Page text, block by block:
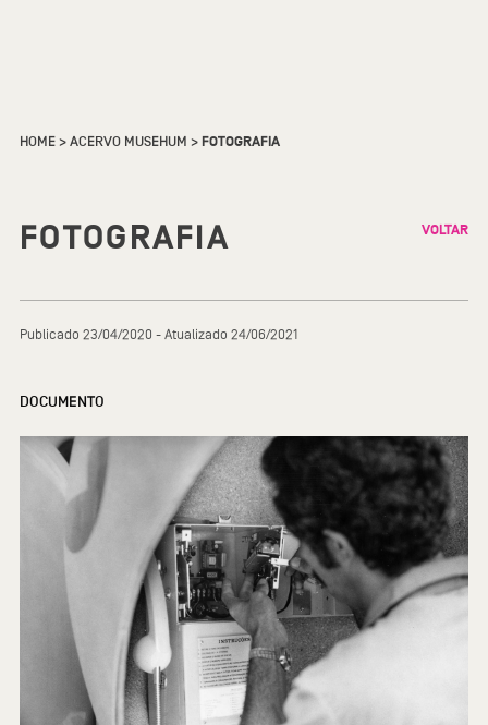
HOME>ACERVO MUSEHUM >FOTOGRAFIA
FOTOGRAFIA VOLTAR
Publicado 23/04/2020 - Atualizado 24/06/2021
DOCUMENTO